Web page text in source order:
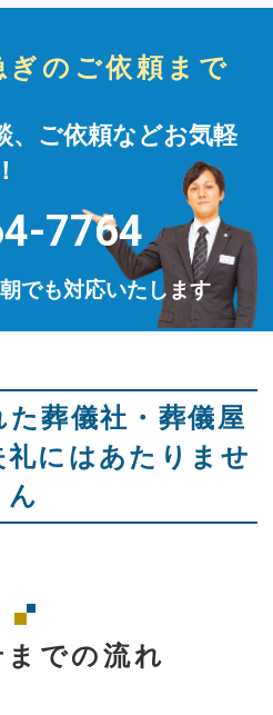
ぎのご依頼まで
、ご依頼などお気軽
7764
でも対応いたします
葬儀社・葬儀屋
にはあたりませ
ん
までの流れ